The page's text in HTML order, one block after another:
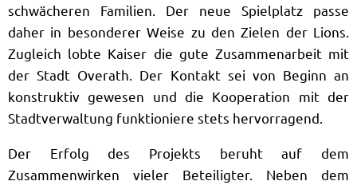
schwächeren Familien. Der neue Spielplatz passe
daher in besonderer Weise zu den Zielen der Lions.
Zugleich lobte Kaiser die gute Zusammenarbeit mit
der Stadt Overath. Der Kontakt sei von Beginn an
konstruktiv gewesen und die Kooperation mit der
Stadtverwaltung funktioniere stets hervorragend.
Der Erfolg des Projekts beruht auf dem
Zusammenwirken vieler Beteiligter. Neben dem